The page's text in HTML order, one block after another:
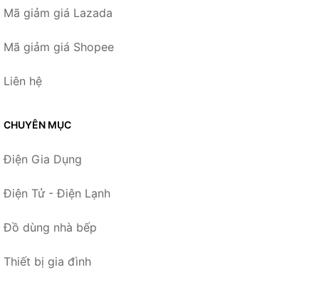
Mã giảm giá Lazada
Mã giảm giá Shopee
Liên hệ
CHUYÊN MỤC
Điện Gia Dụng
Điện Tử - Điện Lạnh
Đồ dùng nhà bếp
Thiết bị gia đình